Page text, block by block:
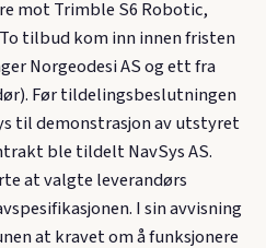
mot Trimble S6 Robotic,
To tilbud kom inn innen fristen
Norgeodesi AS og ett fra
Før tildelingsbeslutningen
til demonstrasjon av utstyret
ble tildelt NavSys AS.
at valgte leverandørs
I sin avvisning
at kravet om å funksjonere